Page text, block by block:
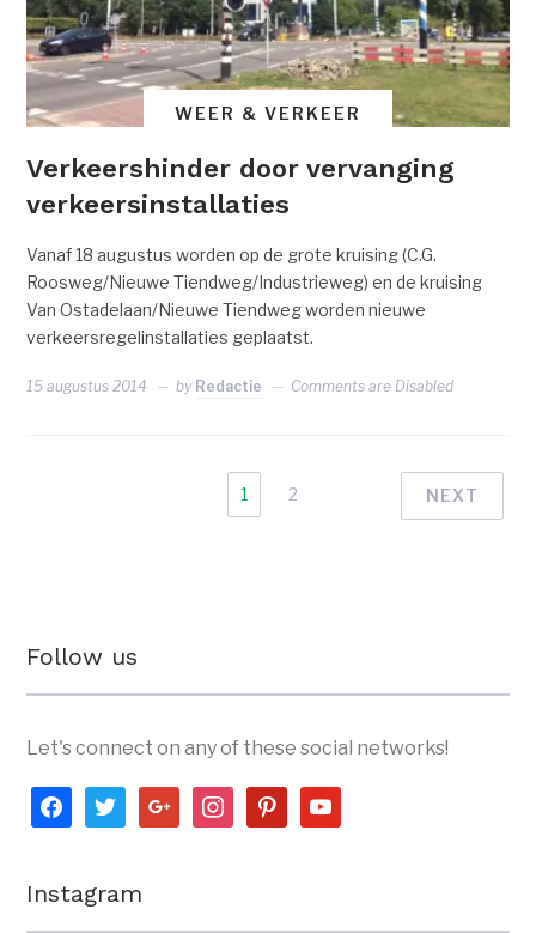
WEER & VERKEER
Verkeershinder door vervanging
verkeersinstallaties
Vanaf 18 augustus worden op de grote kruising (C.G.
Roosweg/Nieuwe Tiendweg/Industrieweg) en de kruising
Van Ostadelaan/Nieuwe Tiendweg worden nieuwe
verkeersregelinstallaties geplaatst.
15 augustus 2014 by Redactie Comments are Disabled
1 2 NEXT
Follow us
Let's connect on any of these social networks!
facebooktwittergoogleinstagrampinterestyoutube
Instagram